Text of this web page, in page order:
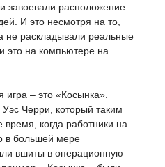
завоевали расположение
И это несмотря на то,
не раскладывали реальные
это на компьютере на
– это «Косынка».
Черри, который таким
когда работники на
в большей мере
вшиты в операционную